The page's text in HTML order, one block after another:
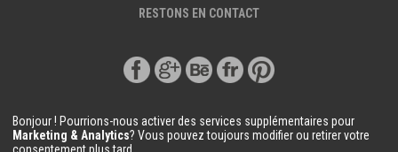
RESTONS EN CONTACT
Bonjour ! Pourrions-nous activer des services supplémentaires pour
Marketing & Analytics? Vous pouvez toujours modifier ou retirer votre